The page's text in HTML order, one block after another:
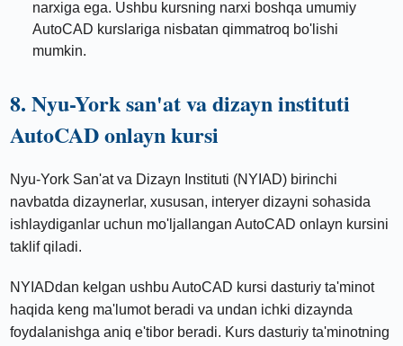
narxiga ega. Ushbu kursning narxi boshqa umumiy
AutoCAD kurslariga nisbatan qimmatroq bo'lishi
mumkin.
8. Nyu-York san'at va dizayn instituti
AutoCAD onlayn kursi
Nyu-York San'at va Dizayn Instituti (NYIAD) birinchi
navbatda dizaynerlar, xususan, interyer dizayni sohasida
ishlaydiganlar uchun mo'ljallangan AutoCAD onlayn kursini
taklif qiladi.
NYIADdan kelgan ushbu AutoCAD kursi dasturiy ta'minot
haqida keng ma'lumot beradi va undan ichki dizaynda
foydalanishga aniq e'tibor beradi. Kurs dasturiy ta'minotning